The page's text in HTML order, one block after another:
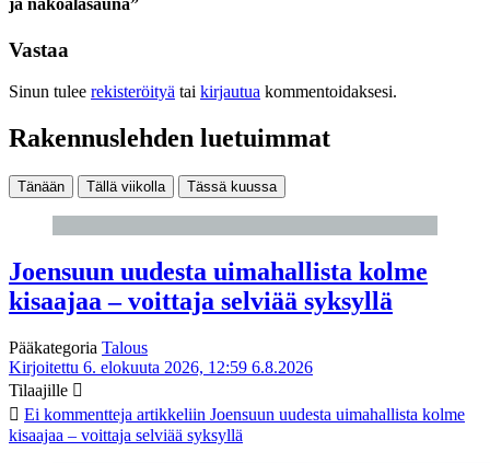
ja näköalasauna”
Vastaa
Sinun tulee rekisteröityä tai kirjautua kommentoidaksesi.
Rakennuslehden luetuimmat
Tänään Tällä viikolla Tässä kuussa
Joensuun uudesta uimahallista kolme
kisaajaa – voittaja selviää syksyllä
Pääkategoria Talous
Kirjoitettu 6. elokuuta 2026, 12:59 6.8.2026
Tilaajille
Ei kommentteja artikkeliin Joensuun uudesta uimahallista kolme
kisaajaa – voittaja selviää syksyllä